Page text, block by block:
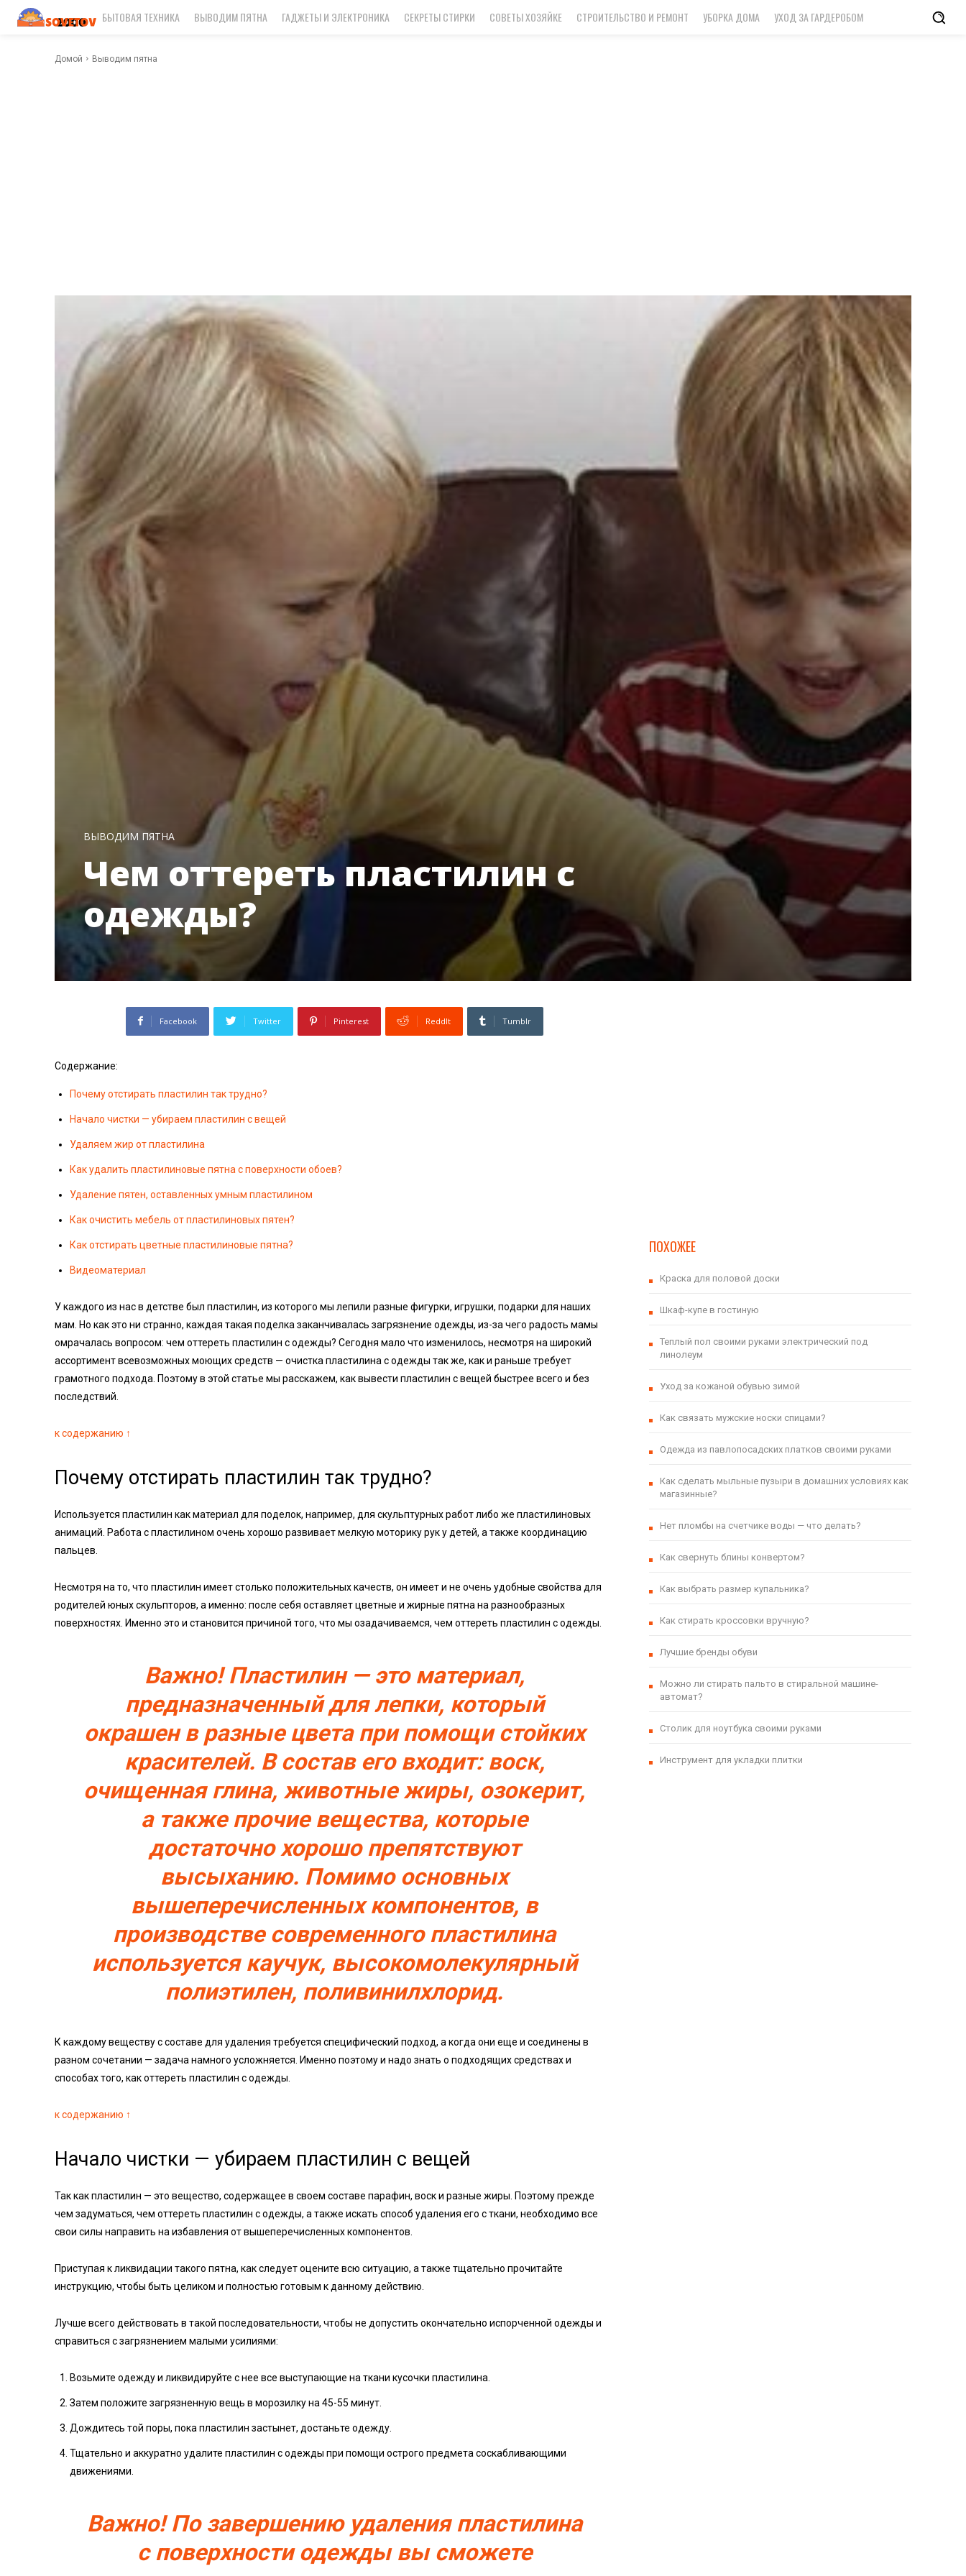
БЫТОВАЯ ТЕХНИКА ВЫВОДИМ ПЯТНА ГАДЖЕТЫ И ЭЛЕКТРОНИКА СЕКРЕТЫ СТИРКИ СОВЕТЫ ХОЗЯЙКЕ СТРОИТЕЛЬСТВО И РЕМОНТ УБОРКА ДОМА УХОД ЗА ГАРДЕРОБОМ
Домой Выводим пятна
ВЫВОДИМ ПЯТНА
Чем оттереть пластилин с
одежды?
Facebook Twitter Pinterest ReddIt Tumblr
Содержание:
Почему отстирать пластилин так трудно?
Начало чистки — убираем пластилин с вещей
Удаляем жир от пластилина
Как удалить пластилиновые пятна с поверхности обоев?
Удаление пятен, оставленных умным пластилином
Как очистить мебель от пластилиновых пятен?
Как отстирать цветные пластилиновые пятна?
Видеоматериал
У каждого из нас в детстве был пластилин, из которого мы лепили разные фигурки, игрушки, подарки для наших
мам. Но как это ни странно, каждая такая поделка заканчивалась загрязнение одежды, из-за чего радость мамы
омрачалась вопросом: чем оттереть пластилин с одежды? Сегодня мало что изменилось, несмотря на широкий
ассортимент всевозможных моющих средств — очистка пластилина с одежды так же, как и раньше требует
грамотного подхода. Поэтому в этой статье мы расскажем, как вывести пластилин с вещей быстрее всего и без
последствий.
к содержанию ↑
Почему отстирать пластилин так трудно?
Используется пластилин как материал для поделок, например, для скульптурных работ либо же пластилиновых
анимаций. Работа с пластилином очень хорошо развивает мелкую моторику рук у детей, а также координацию
пальцев.
Несмотря на то, что пластилин имеет столько положительных качеств, он имеет и не очень удобные свойства для
родителей юных скульпторов, а именно: после себя оставляет цветные и жирные пятна на разнообразных
поверхностях. Именно это и становится причиной того, что мы озадачиваемся, чем оттереть пластилин с одежды.
Важно! Пластилин — это материал,
предназначенный для лепки, который
окрашен в разные цвета при помощи стойких
красителей. В состав его входит: воск,
очищенная глина, животные жиры, озокерит,
а также прочие вещества, которые
достаточно хорошо препятствуют
высыханию. Помимо основных
вышеперечисленных компонентов, в
производстве современного пластилина
используется каучук, высокомолекулярный
полиэтилен, поливинилхлорид.
К каждому веществу с составе для удаления требуется специфический подход, а когда они еще и соединены в
разном сочетании — задача намного усложняется. Именно поэтому и надо знать о подходящих средствах и
способах того, как оттереть пластилин с одежды.
к содержанию ↑
Начало чистки — убираем пластилин с вещей
Так как пластилин — это вещество, содержащее в своем составе парафин, воск и разные жиры. Поэтому прежде
чем задуматься, чем оттереть пластилин с одежды, а также искать способ удаления его с ткани, необходимо все
свои силы направить на избавления от вышеперечисленных компонентов.
Приступая к ликвидации такого пятна, как следует оцените всю ситуацию, а также тщательно прочитайте
инструкцию, чтобы быть целиком и полностью готовым к данному действию.
Лучше всего действовать в такой последовательности, чтобы не допустить окончательно испорченной одежды и
справиться с загрязнением малыми усилиями:
Возьмите одежду и ликвидируйте с нее все выступающие на ткани кусочки пластилина.
Затем положите загрязненную вещь в морозилку на 45-55 минут.
Дождитесь той поры, пока пластилин застынет, достаньте одежду.
Тщательно и аккуратно удалите пластилин с одежды при помощи острого предмета соскабливающими
движениями.
Важно! По завершению удаления пластилина
с поверхности одежды вы сможете
ПОХОЖЕЕ
Краска для половой доски
Шкаф-купе в гостиную
Теплый пол своими руками электрический под
линолеум
Уход за кожаной обувью зимой
Как связать мужские носки спицами?
Одежда из павлопосадских платков своими руками
Как сделать мыльные пузыри в домашних условиях как
магазинные?
Нет пломбы на счетчике воды — что делать?
Как свернуть блины конвертом?
Как выбрать размер купальника?
Как стирать кроссовки вручную?
Лучшие бренды обуви
Можно ли стирать пальто в стиральной машине-
автомат?
Столик для ноутбука своими руками
Инструмент для укладки плитки